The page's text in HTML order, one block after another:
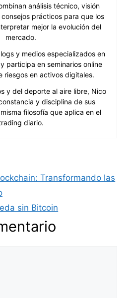
análisis técnico, visión
prácticos para que los
mejor la evolución del
mercado.
y medios especializados en
participa en seminarios online
riesgos en activos digitales.
y del deporte al aire libre, Nico
y disciplina de sus
filosofía que aplica en el
diario.
Transformando las
sin Bitcoin